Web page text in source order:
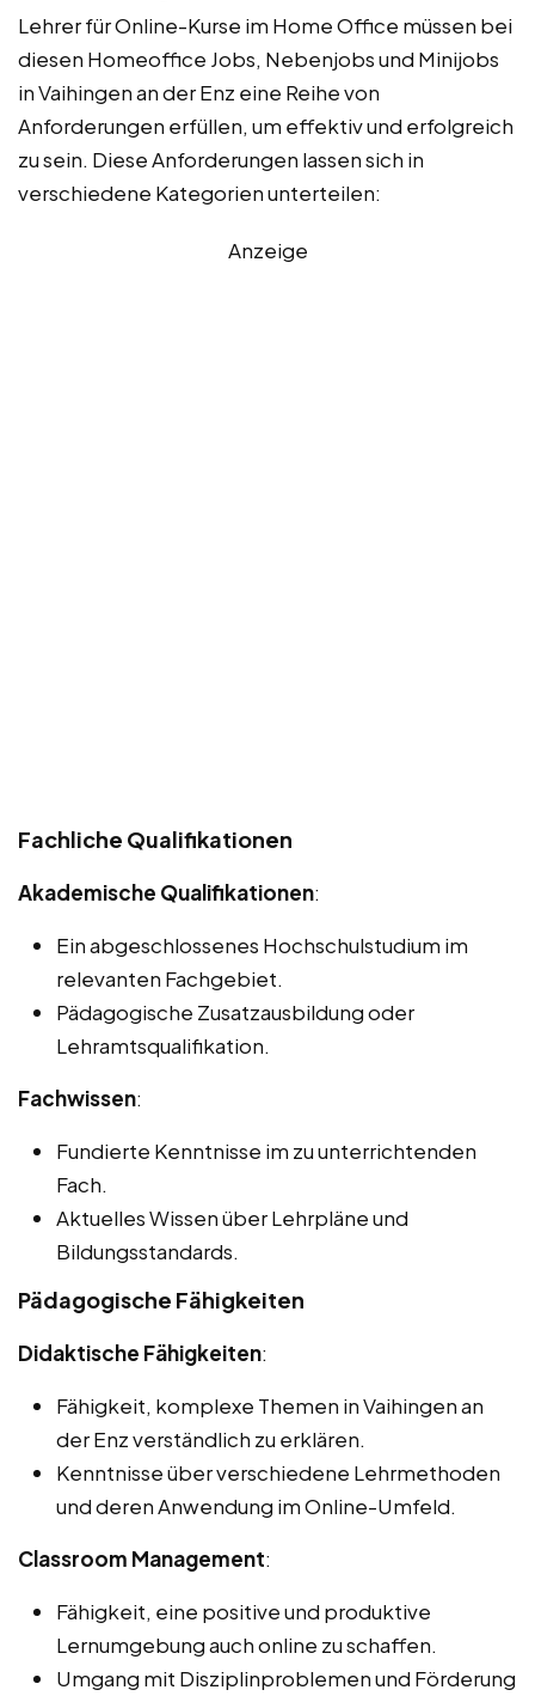
Lehrer für Online-Kurse im Home Office müssen bei
diesen Homeoffice Jobs, Nebenjobs und Minijobs
in Vaihingen an der Enz eine Reihe von
Anforderungen erfüllen, um effektiv und erfolgreich
zu sein. Diese Anforderungen lassen sich in
verschiedene Kategorien unterteilen:
Anzeige
Fachliche Qualifikationen
Akademische Qualifikationen:
Ein abgeschlossenes Hochschulstudium im
relevanten Fachgebiet.
Pädagogische Zusatzausbildung oder
Lehramtsqualifikation.
Fachwissen:
Fundierte Kenntnisse im zu unterrichtenden
Fach.
Aktuelles Wissen über Lehrpläne und
Bildungsstandards.
Pädagogische Fähigkeiten
Didaktische Fähigkeiten:
Fähigkeit, komplexe Themen in Vaihingen an
der Enz verständlich zu erklären.
Kenntnisse über verschiedene Lehrmethoden
und deren Anwendung im Online-Umfeld.
Classroom Management:
Fähigkeit, eine positive und produktive
Lernumgebung auch online zu schaffen.
Umgang mit Disziplinproblemen und Förderung